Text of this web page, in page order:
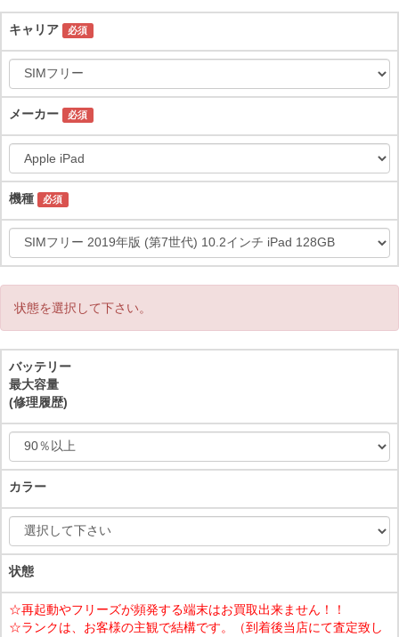
キャリア 必須
メーカー 必須
機種 必須
状態を選択して下さい。
バッテリー
最大容量
(修理履歴)
カラー
状態
☆再起動やフリーズが頻発する端末はお買取出来ません！！
☆ランクは、お客様の主観で結構です。（到着後当店にて査定致し